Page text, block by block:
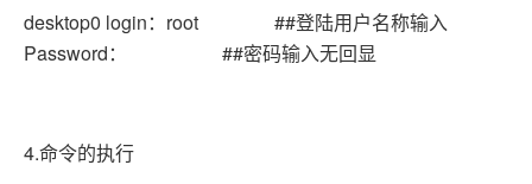
desktop0 login：root ##登陆用户名称输入
Password： ##密码输入无回显
4.命令的执行